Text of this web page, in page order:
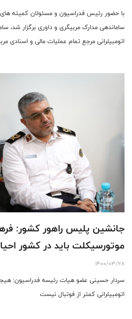
با حضور رئیس فدراسیون و مسئولان کمیته
ساماندهی مدارک مربیگری و داوری برگزار شد،
اتومبیلرانی مرجع تمام عملیات مالی و اسنادی
جانشین پلیس راهور کشور:
موتورسیکلت باید در کشور
1400/03/28
سردار حسینی عضو هیات رئیسه فدراسیون:
اتومبیلرانی کمتر از فوتبال نیست